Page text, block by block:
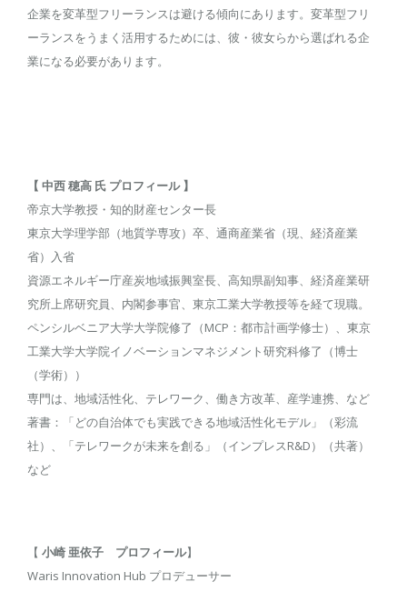
企業を変革型フリーランスは避ける傾向にあります。変革型フリ
ーランスをうまく活用するためには、彼・彼女らから選ばれる企
業になる必要があります。
【 中西 穂高 氏 プロフィール 】
帝京大学教授・知的財産センター長
東京大学理学部（地質学専攻）卒、通商産業省（現、経済産業
省）入省
資源エネルギー庁産炭地域振興室長、高知県副知事、経済産業研
究所上席研究員、内閣参事官、東京工業大学教授等を経て現職。
ペンシルベニア大学大学院修了（MCP：都市計画学修士）、東京
工業大学大学院イノベーションマネジメント研究科修了（博士
（学術））
専門は、地域活性化、テレワーク、働き方改革、産学連携、など
著書：「どの自治体でも実践できる地域活性化モデル」（彩流
社）、「テレワークが未来を創る」（インプレスR&D）（共著）
など
【 小崎 亜依子 プロフィール】
Waris Innovation Hub プロデューサー